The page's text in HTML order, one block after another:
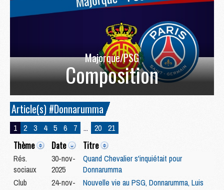
Majorque/PSG
Composition
Article(s) #Donnarumma
1 2 3 4 5 6 7 ... 20 21
Thème Date Titre
Rés.
sociaux
30-nov-
2025
Quand Chevalier s'inquiétait pour
Donnarumma
Club
24-nov-
Nouvelle vie au PSG, Donnarumma, Luis